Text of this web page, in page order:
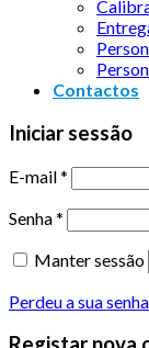
Contactos
Iniciar sessão
E-mail*
Senha*
Manter sessão
Perdeu a sua